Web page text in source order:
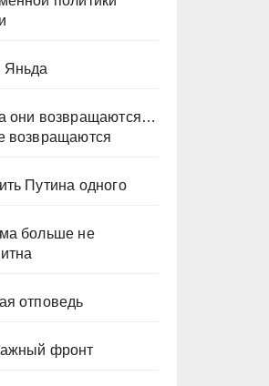
Яньда
они возвращаются…
возвращаются
Путина одного
больше не
отповедь
фронт